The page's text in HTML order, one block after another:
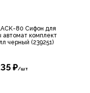
80 Сифон для
автомат комплект
черный (239251)
₽/шт